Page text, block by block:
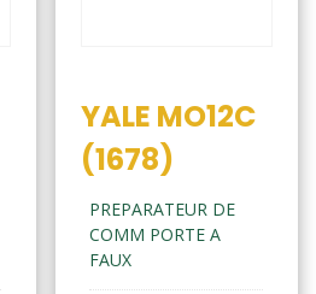
YALE MO12C
(1678)
PREPARATEUR DE
COMM PORTE A
FAUX